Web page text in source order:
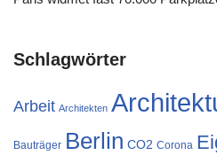
Schlagwörter
Arbeit Architekten
Bauträger Berlin CO2 Corona